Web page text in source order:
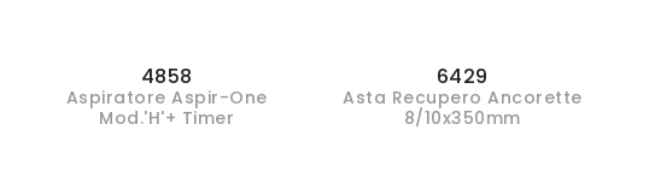
4858
Aspiratore Aspir-One
Mod.'H'+ Timer
6429
Asta Recupero Ancorette
8/10x350mm